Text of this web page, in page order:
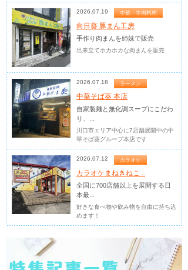
2026.07.19 中華・中国料理
向日葵 豚まん工房
手作り肉まんを姉妹で販売
出来立てホカホカな肉まんを販売
2026.07.18 ラーメン
中華そば葵 本店
自家製麺と無化調スープにこだわ
り、...
川口市エリア中心に7店舗展開中の中
華そば葵グループ本店です
2026.07.12 カラオケ
カラオケまねきねこ...
全国に700店舗以上を展開する日
本最...
好きな食べ物や飲み物を自由に持ち込
めます！